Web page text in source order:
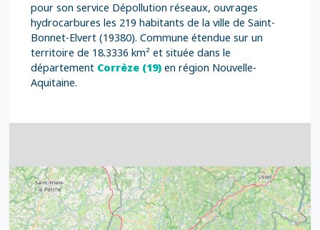
pour son service Dépollution réseaux, ouvrages
hydrocarbures les 219 habitants de la ville de Saint-
Bonnet-Elvert (19380). Commune étendue sur un
territoire de 18.3336 km² et située dans le
département Corrèze (19) en région Nouvelle-
Aquitaine.
4